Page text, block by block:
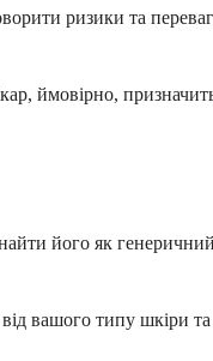
ризики та
ймовірно,
його як
типу шкіри та